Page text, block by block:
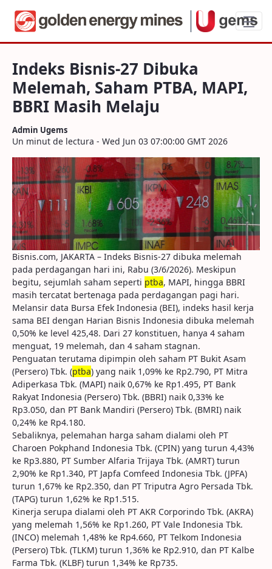
Indeks Bisnis-27 Dibuka Melemah,
Indeks Bisnis-27 Dibuka
Melemah, Saham PTBA, MAPI,
BBRI Masih Melaju
Admin Ugems
Un minut de lectura - Wed Jun 03 07:00:00 GMT 2026
Bisnis.com, JAKARTA – Indeks Bisnis-27 dibuka melemah
pada perdagangan hari ini, Rabu (3/6/2026). Meskipun
begitu, sejumlah saham seperti ptba, MAPI, hingga BBRI
masih tercatat bertenaga pada perdagangan pagi hari.
Melansir data Bursa Efek Indonesia (BEI), indeks hasil kerja
sama BEI dengan Harian Bisnis Indonesia dibuka melemah
0,50% ke level 425,48. Dari 27 konstituen, hanya 4 saham
menguat, 19 melemah, dan 4 saham stagnan.
Penguatan terutama dipimpin oleh saham PT Bukit Asam
(Persero) Tbk. (ptba) yang naik 1,09% ke Rp2.790, PT Mitra
Adiperkasa Tbk. (MAPI) naik 0,67% ke Rp1.495, PT Bank
Rakyat Indonesia (Persero) Tbk. (BBRI) naik 0,33% ke
Rp3.050, dan PT Bank Mandiri (Persero) Tbk. (BMRI) naik
0,24% ke Rp4.180.
Sebaliknya, pelemahan harga saham dialami oleh PT
Charoen Pokphand Indonesia Tbk. (CPIN) yang turun 4,43%
ke Rp3.880, PT Sumber Alfaria Trijaya Tbk. (AMRT) turun
2,90% ke Rp1.340, PT Japfa Comfeed Indonesia Tbk. (JPFA)
turun 1,67% ke Rp2.350, dan PT Triputra Agro Persada Tbk.
(TAPG) turun 1,62% ke Rp1.515.
Kinerja serupa dialami oleh PT AKR Corporindo Tbk. (AKRA)
yang melemah 1,56% ke Rp1.260, PT Vale Indonesia Tbk.
(INCO) melemah 1,48% ke Rp4.660, PT Telkom Indonesia
(Persero) Tbk. (TLKM) turun 1,36% ke Rp2.910, dan PT Kalbe
Farma Tbk. (KLBF) turun 1,34% ke Rp735.